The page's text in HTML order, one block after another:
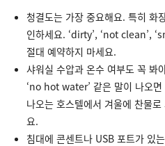
청결도는 가장 중요해요. 특히 화
인하세요. ‘dirty’, ‘not clean’,
절대 예약하지 마세요.
샤워실 수압과 온수 여부도 꼭
‘no hot water’ 같은 말이 나오
나오는 호스텔에서 겨울에 찬물
요.
침대에 콘센트나 USB 포트가 있